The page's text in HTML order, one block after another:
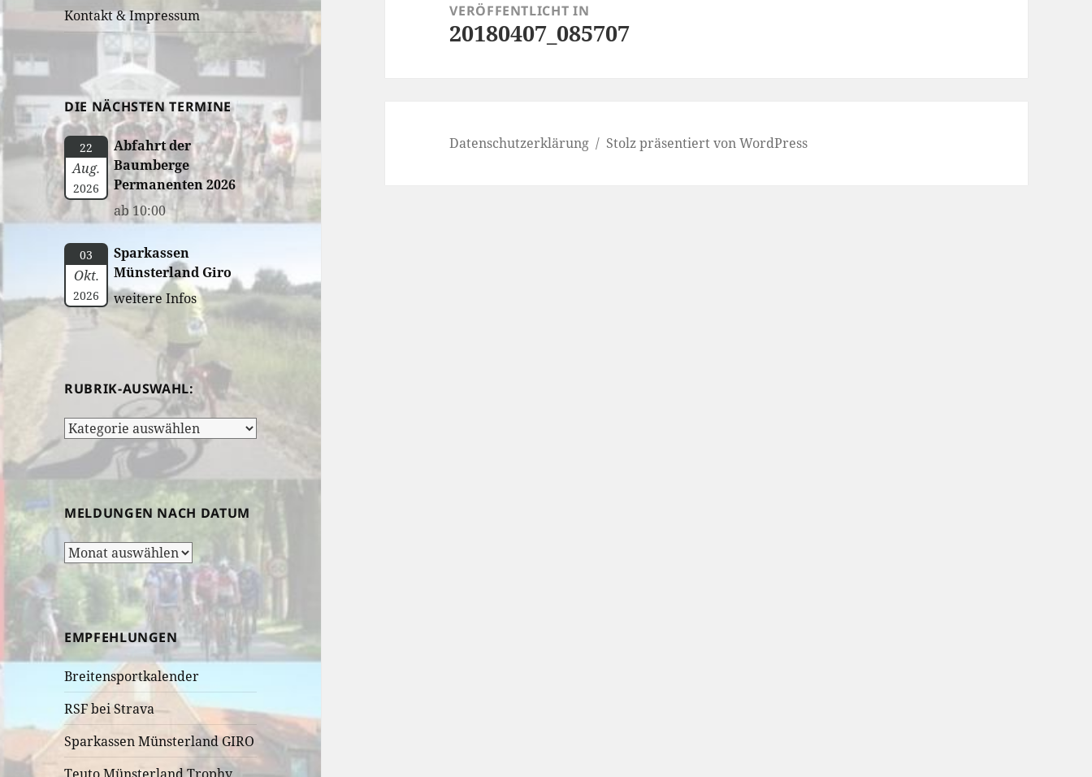
Kontakt & Impressum
DIE NÄCHSTEN TERMINE
22
Aug.
2026
Abfahrt der
Baumberge
Permanenten 2026
ab 10:00
03
Okt.
2026
Sparkassen
Münsterland Giro
weitere Infos
RUBRIK-AUSWAHL:
Rubrik-
Auswahl:
MELDUNGEN NACH DATUM
Meldungen
nach
Datum
EMPFEHLUNGEN
Breitensportkalender
RSF bei Strava
Sparkassen Münsterland GIRO
VERÖFFENTLICHT IN
20180407_085707
Datenschutzerklärung Stolz präsentiert von WordPress